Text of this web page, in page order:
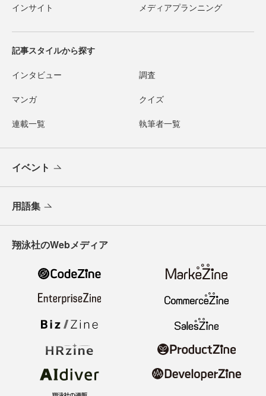
インサイト メディアプランニング
記事スタイルから探す
インタビュー 調査
マンガ クイズ
連載一覧 執筆者一覧
イベント
用語集
翔泳社のWebメディア